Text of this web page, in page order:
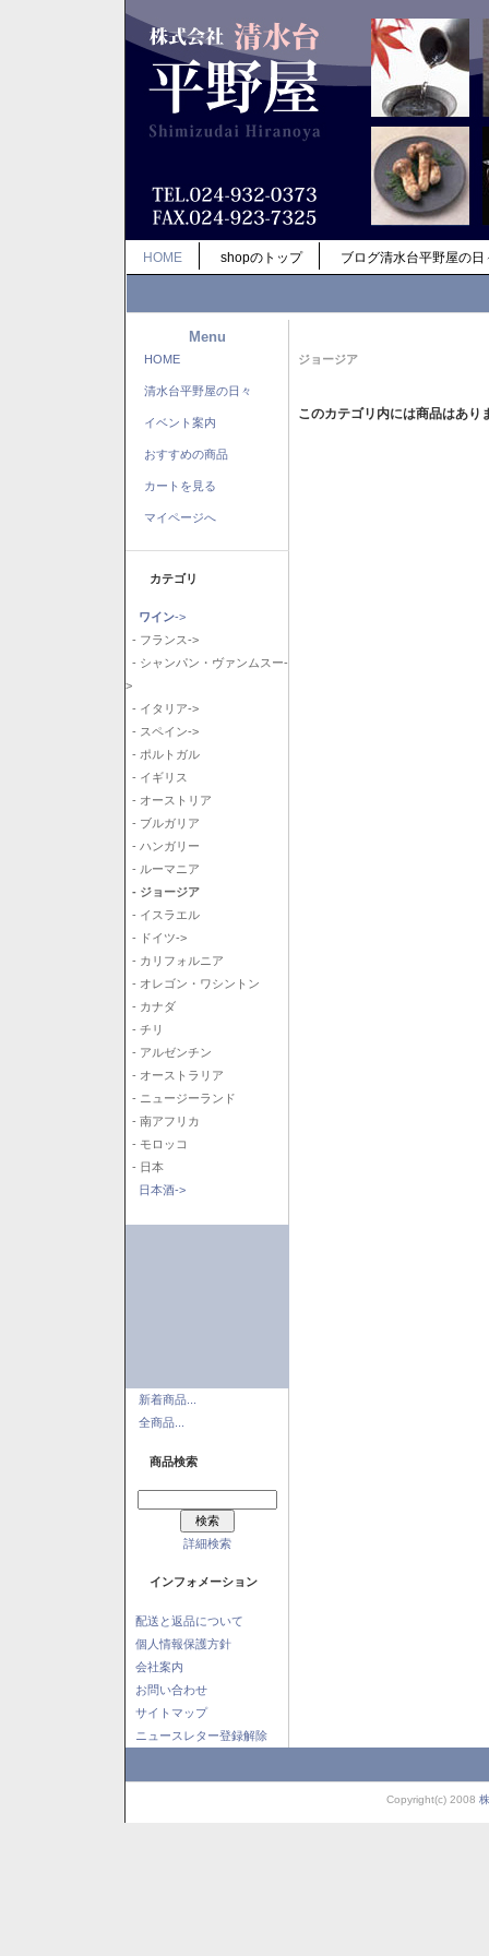
HOME shopのトップ ブログ清水台平野屋の日
Menu
HOME
清水台平野屋の日々
イベント案内
おすすめの商品
カートを見る
マイページへ
カテゴリ
ワイン->
- フランス->
- シャンパン・ヴァンムスー-
>
- イタリア->
- スペイン->
- ポルトガル
- イギリス
- オーストリア
- ブルガリア
- ハンガリー
- ルーマニア
- ジョージア
- イスラエル
- ドイツ->
- カリフォルニア
- オレゴン・ワシントン
- カナダ
- チリ
- アルゼンチン
- オーストラリア
- ニュージーランド
- 南アフリカ
- モロッコ
- 日本
日本酒->
新着商品...
全商品...
商品検索
詳細検索
インフォメーション
配送と返品について
個人情報保護方針
会社案内
お問い合わせ
サイトマップ
ニュースレター登録解除
ジョージア
このカテゴリ内には商品はあり
Copyright(c) 2008